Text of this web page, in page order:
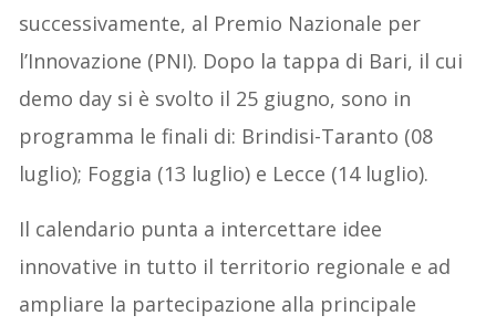
successivamente, al Premio Nazionale per
l’Innovazione (PNI). Dopo la tappa di Bari, il cui
demo day si è svolto il 25 giugno, sono in
programma le finali di: Brindisi-Taranto (08
luglio); Foggia (13 luglio) e Lecce (14 luglio).
Il calendario punta a intercettare idee
innovative in tutto il territorio regionale e ad
ampliare la partecipazione alla principale